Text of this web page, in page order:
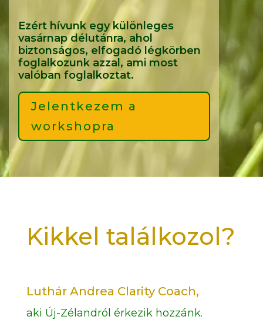
Ezért hívunk egy különleges
vasárnap délutánra, ahol
biztonságos, elfogadó légkörben
foglalkozunk azzal, ami most
valóban foglalkoztat.
Jelentkezem a
workshopra
Kikkel találkozol?
Luthár Andrea Clarity Coach,
aki Új-Zélandról érkezik hozzánk.